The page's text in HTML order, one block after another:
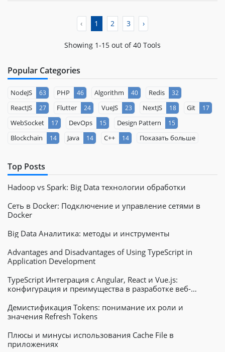
‹ 1 2 3 ›
Showing 1-15 out of 40 Tools
Popular Categories
NodeJS 63 PHP 46 Algorithm 40 Redis 32
ReactJS 27 Flutter 24 VueJS 23 NextJS 18 Git 17
WebSocket 17 DevOps 15 Design Pattern 15
Blockchain 14 Java 14 C++ 14 Показать больше
Top Posts
Hadoop vs Spark: Big Data технологии обработки
Сеть в Docker: Подключение и управление сетями в
Docker
Big Data Аналитика: методы и инструменты
Advantages and Disadvantages of Using TypeScript in
Application Development
TypeScript Интеграция с Angular, React и Vue.js:
конфигурация и преимущества в разработке веб-
Демистификация Tokens: понимание их роли и
значения Refresh Tokens
Плюсы и минусы использования Cache File в
приложениях